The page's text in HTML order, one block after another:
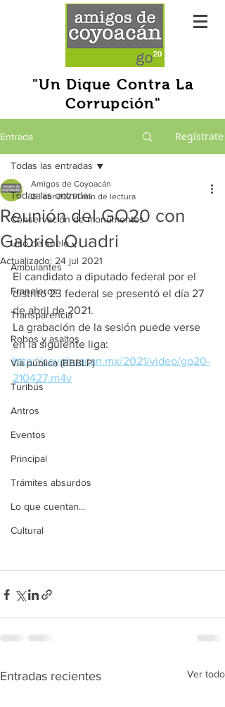
"Un Dique Contra La
Corrupción"
Entrada Regístrate
Todas las entradas
Conservación de monumentos
Uso de suelo
Ambulantes
Franeleros
Transparencia
Robos y asaltos
Vía pública (BBBLP)
Turibús
Antros
Eventos
Principal
Trámites absurdos
Lo que cuentan...
Cultural
Todas las entradas
Reunión del GO20 con
Gabriel Quadri
Amigos de Coyoacán
28 abr 2021 1 min de lectura
Actualizado: 24 jul 2021
El candidato a diputado federal por el
distrito 23 federal se presentó el día 27
de abril de 2021.
La grabación de la sesión puede verse
en la siguiente liga:
http://coyohuacan.mx/2021/video/go20-
210427.m4v
Entradas recientes Ver todo